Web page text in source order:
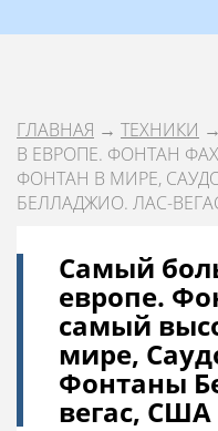
ГЛАВНАЯ → ТЕХНИКИ
В ЕВРОПЕ. ФОНТАН
ФОНТАН В МИРЕ,
БЕЛЛАДЖИО. ЛАС-
Самый
европе.
самый
мире,
Фонтаны
вегас, США